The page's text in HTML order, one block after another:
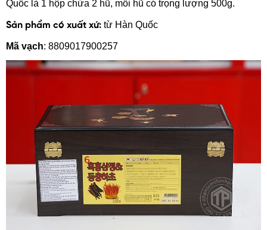
Quốc là 1 hộp chứa 2 hũ, mỗi hũ có trọng lượng 500g.
Sản phẩm có xuất xứ: từ Hàn Quốc
Mã vạch: 8809017900257